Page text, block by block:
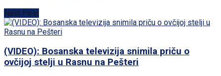
Next Post
(VIDEO): Bosanska televizija snimila priču o
ovčijoj stelji u Rasnu na Pešteri